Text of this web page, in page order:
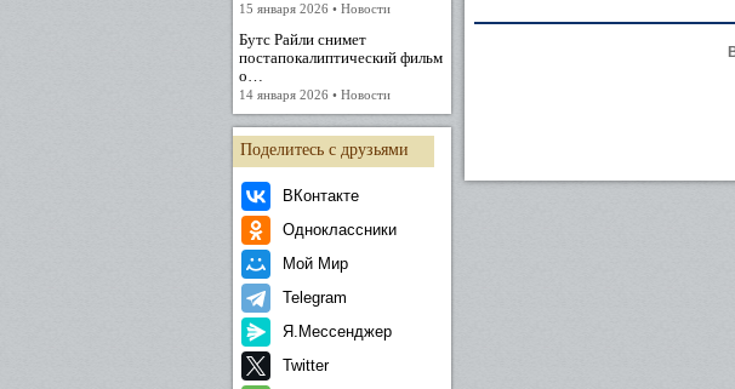
15 января 2026 • Новости
Бутс Райли снимет
постапокалиптический фильм
о…
14 января 2026 • Новости
Поделитесь с друзьями
ВКонтакте
Одноклассники
Мой Мир
Telegram
Я.Мессенджер
Twitter